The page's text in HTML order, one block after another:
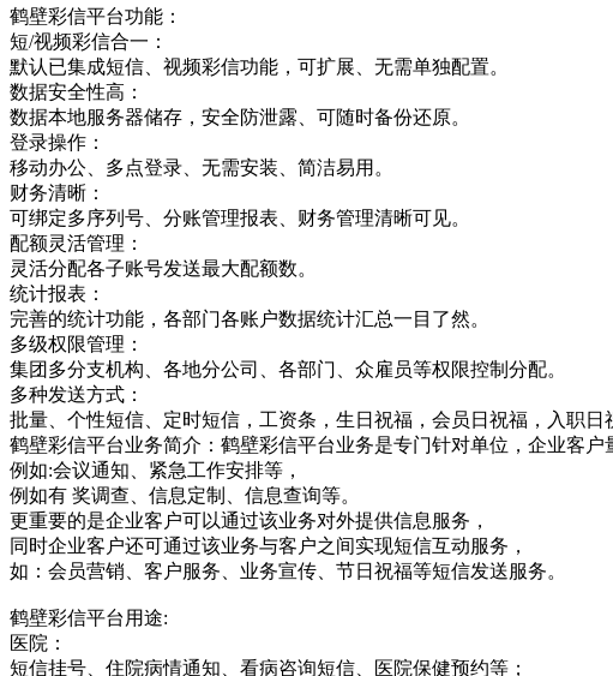
鹤壁彩信平台功能：
短/视频彩信合一：
默认已集成短信、视频彩信功能，可扩展、无需单独配置。
数据安全性高：
数据本地服务器储存，安全防泄露、可随时备份还原。
登录操作：
移动办公、多点登录、无需安装、简洁易用。
财务清晰：
可绑定多序列号、分账管理报表、财务管理清晰可见。
配额灵活管理：
灵活分配各子账号发送最大配额数。
统计报表：
完善的统计功能，各部门各账户数据统计汇总一目了然。
多级权限管理：
集团多分支机构、各地分公司、各部门、众雇员等权限控制分配。
多种发送方式：
批量、个性短信、定时短信，工资条，生日祝福，会员日祝福，入职日
鹤壁彩信平台业务简介：鹤壁彩信平台业务是专门针对单位，企业客
例如:会议通知、紧急工作安排等，
例如有 奖调查、信息定制、信息查询等。
更重要的是企业客户可以通过该业务对外提供信息服务，
同时企业客户还可通过该业务与客户之间实现短信互动服务，
如：会员营销、客户服务、业务宣传、节日祝福等短信发送服务。
鹤壁彩信平台用途:
医院：
短信挂号、住院病情通知、看病咨询短信、医院保健预约等；